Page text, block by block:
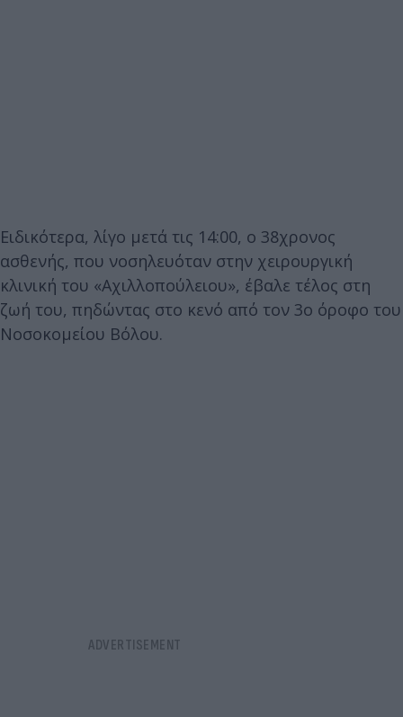
Ειδικότερα, λίγο μετά τις 14:00, ο 38χρονος
ασθενής, που νοσηλευόταν στην χειρουργική
κλινική του «Αχιλλοπούλειου», έβαλε τέλος στη
ζωή του, πηδώντας στο κενό από τον 3ο όροφο του
Νοσοκομείου Βόλου.